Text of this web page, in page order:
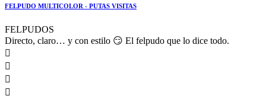
FELPUDO MULTICOLOR - PUTAS VISITAS
FELPUDOS
Directo, claro… y con estilo 😏 El felpudo que lo dice todo.



